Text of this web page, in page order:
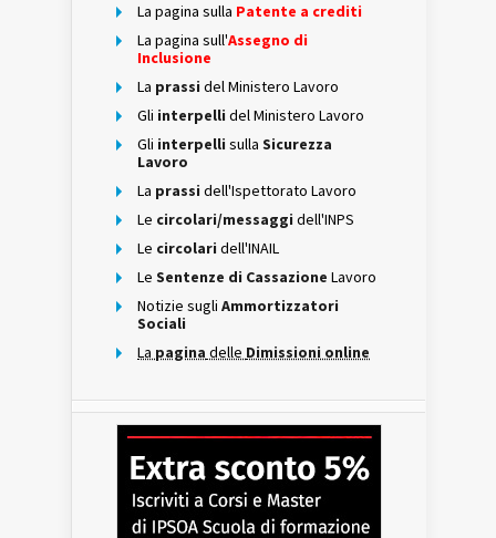
La pagina sulla Patente a crediti
La pagina sull'Assegno di
Inclusione
La prassi del Ministero Lavoro
Gli interpelli del Ministero Lavoro
Gli interpelli sulla Sicurezza
Lavoro
La prassi dell'Ispettorato Lavoro
Le circolari/messaggi dell'INPS
Le circolari dell'INAIL
Le Sentenze di Cassazione Lavoro
Notizie sugli Ammortizzatori
Sociali
La pagina delle Dimissioni online